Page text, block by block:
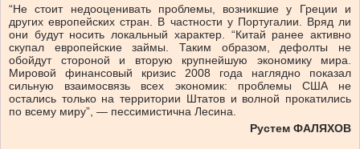
“Не стоит недооценивать проблемы, возникшие у Греции и
других европейских стран. В частности у Португалии. Вряд ли
они будут носить локальный характер. “Китай ранее активно
скупал европейские займы. Таким образом, дефолты не
обойдут стороной и вторую крупнейшую экономику мира.
Мировой финансовый кризис 2008 года наглядно показал
сильную взаимосвязь всех экономик: проблемы США не
остались только на территории Штатов и волной прокатились
по всему миру”, — пессимистична Лесина.
Рустем ФАЛЯХОВ